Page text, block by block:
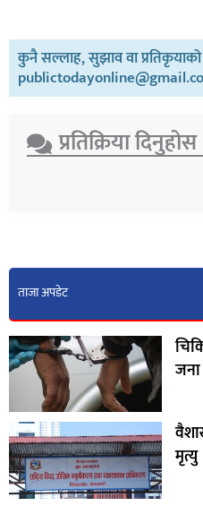
कुनै सल्लाह, सुझाव वा
प्रतिक्रिया दिनुहोस​
ताजा अपडेट
जना
मृत्यु